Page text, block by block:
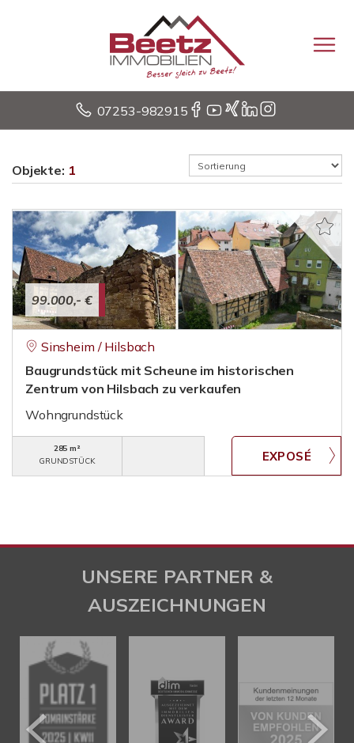
07253-982915
Objekte: 1
99.000,- €
Sinsheim / Hilsbach
Baugrundstück mit Scheune im historischen
Zentrum von Hilsbach zu verkaufen
Wohngrundstück
285 m²
GRUNDSTÜCK
UNSERE PARTNER &
AUSZEICHNUNGEN